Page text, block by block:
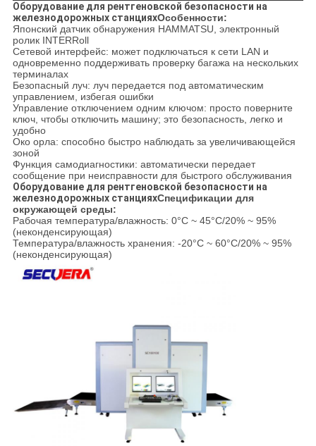
Оборудование для рентгеновской безопасности на
железнодорожных станцияхОсобенности:
Японский датчик обнаружения HAMMATSU, электронный
ролик INTERRoll
Сетевой интерфейс: может подключаться к сети LAN и
одновременно поддерживать проверку багажа на нескольких
терминалах
Безопасный луч: луч передается под автоматическим
управлением, избегая ошибки
Управление отключением одним ключом: просто поверните
ключ, чтобы отключить машину; это безопасность, легко и
удобно
Око орла: способно быстро наблюдать за увеличивающейся
зоной
Функция самодиагностики: автоматически передает
сообщение при неисправности для быстрого обслуживания
Оборудование для рентгеновской безопасности на
железнодорожных станцияхСпецификации для
окружающей среды:
Рабочая температура/влажность: 0°C ~ 45°C/20% ~ 95%
(неконденсирующая)
Температура/влажность хранения: -20°C ~ 60°C/20% ~ 95%
(неконденсирующая)